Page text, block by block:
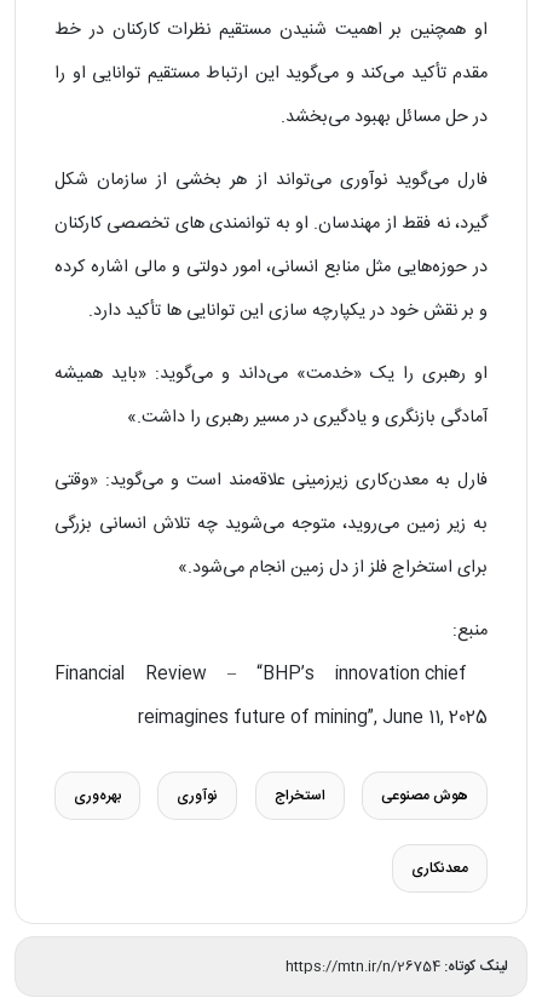
او همچنین بر اهمیت شنیدن مستقیم نظرات کارکنان در خط
مقدم تأکید می‌کند و می‌گوید این ارتباط مستقیم توانایی او را
در حل مسائل بهبود می‌بخشد.
فارل می‌گوید نوآوری می‌تواند از هر بخشی از سازمان شکل
گیرد، نه فقط از مهندسان. او به توانمندی‌ های تخصصی کارکنان
در حوزه‌هایی مثل منابع انسانی، امور دولتی و مالی اشاره کرده
و بر نقش خود در یکپارچه‌ سازی این توانایی‌ ها تأکید دارد.
او رهبری را یک «خدمت» می‌داند و می‌گوید: «باید همیشه
آمادگی بازنگری و یادگیری در مسیر رهبری را داشت.»
فارل به معدن‌کاری زیرزمینی علاقه‌مند است و می‌گوید: «وقتی
به زیر زمین می‌روید، متوجه می‌شوید چه تلاش انسانی بزرگی
برای استخراج فلز از دل زمین انجام می‌شود.»
منبع:
Financial Review – “BHP’s innovation chief
reimagines future of mining”, June 11, 2025
هوش مصنوعی استخراج نوآوری بهره‌وری
معدنکاری
لینک کوتاه: https://mtn.ir/n/26754